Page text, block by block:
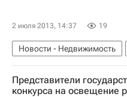
2 июля 2013, 14:37 19
Новости - Недвижимость
Использование
Российская академия наук
Представители
конкурса на